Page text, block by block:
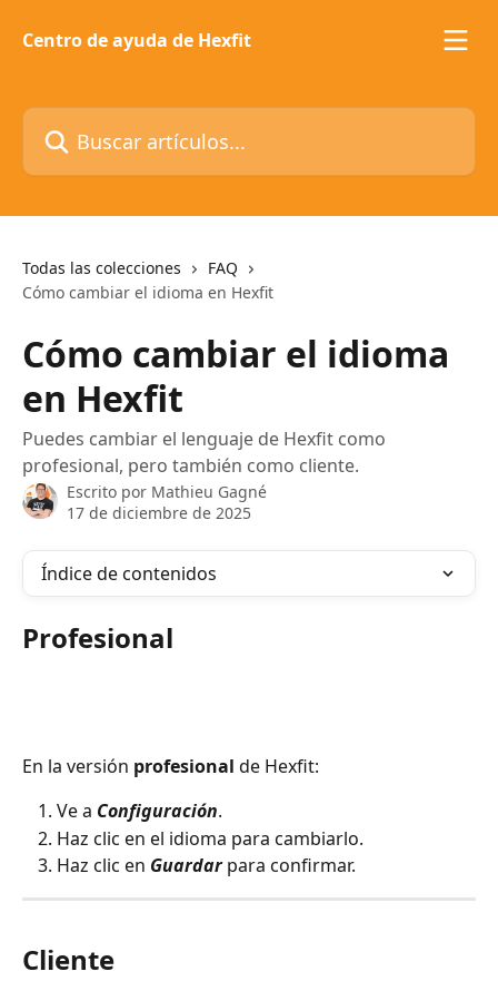
Centro de ayuda de Hexfit
Buscar artículos...
Todas las colecciones
FAQ
Cómo cambiar el idioma en Hexfit
Cómo cambiar el idioma
en Hexfit
Puedes cambiar el lenguaje de Hexfit como
profesional, pero también como cliente.
Escrito por Mathieu Gagné
17 de diciembre de 2025
Índice de contenidos
Profesional
En la versión profesional de Hexfit:
Ve a Configuración.
Haz clic en el idioma para cambiarlo.
Haz clic en Guardar para confirmar.
Cliente